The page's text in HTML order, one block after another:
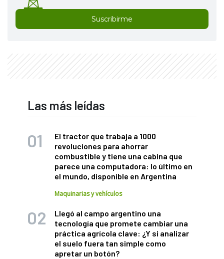
Suscribirme
Las más leídas
El tractor que trabaja a 1000
revoluciones para ahorrar
combustible y tiene una cabina que
parece una computadora: lo último en
el mundo, disponible en Argentina
Maquinarias y vehículos
Llegó al campo argentino una
tecnología que promete cambiar una
práctica agrícola clave: ¿Y si analizar
el suelo fuera tan simple como
apretar un botón?